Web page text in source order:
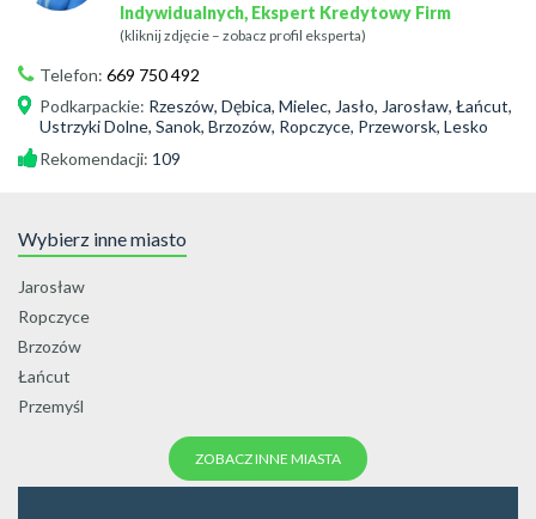
Indywidualnych, Ekspert Kredytowy Firm
(kliknij zdjęcie – zobacz profil eksperta)
Telefon: 669 750 492
Podkarpackie: Rzeszów, Dębica, Mielec, Jasło, Jarosław, Łańcut,
Ustrzyki Dolne, Sanok, Brzozów, Ropczyce, Przeworsk, Lesko
Rekomendacji: 109
Wybierz inne miasto
Jarosław
Ropczyce
Brzozów
Łańcut
Przemyśl
ZOBACZ INNE MIASTA